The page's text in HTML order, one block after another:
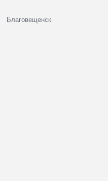
Благовещенск